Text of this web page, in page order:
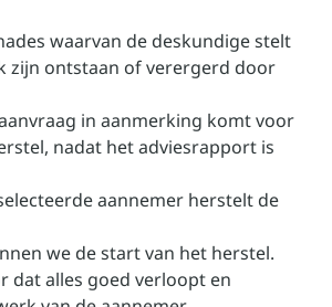
waarvan de deskundige stelt
zijn ontstaan of verergerd door
in aanmerking komt voor
nadat het adviesrapport is
aannemer herstelt de
we de start van het herstel.
dat alles goed verloopt en